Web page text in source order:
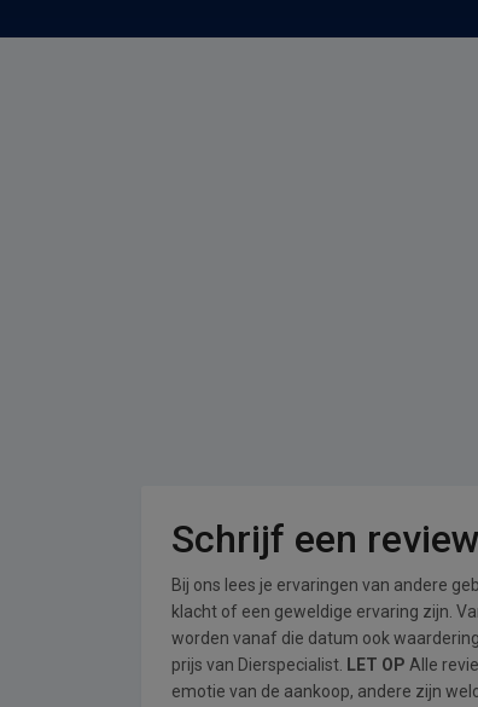
Schrijf een review
Bij ons lees je ervaringen van andere
klacht of een geweldige ervaring zijn.
worden vanaf die datum ook
prijs van Dierspecialist. LET OP Alle
emotie van de aankoop, andere zijn